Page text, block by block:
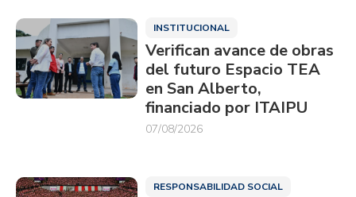
INSTITUCIONAL
Verifican avance de obras
del futuro Espacio TEA
en San Alberto,
financiado por ITAIPU
07/08/2026
RESPONSABILIDAD SOCIAL